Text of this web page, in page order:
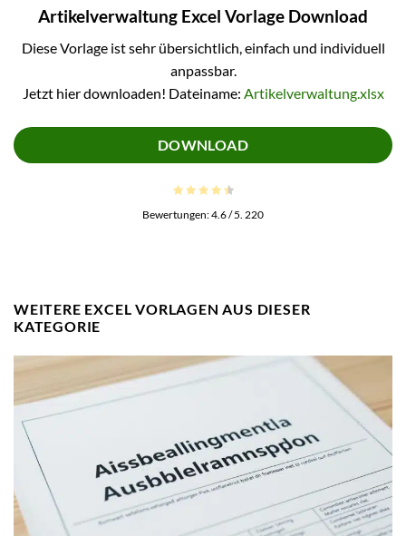
Artikelverwaltung Excel Vorlage Download
Diese Vorlage ist sehr übersichtlich, einfach und individuell
anpassbar.
Jetzt hier downloaden! Dateiname: Artikelverwaltung.xlsx
DOWNLOAD
Bewertungen:4.6/ 5. 220
WEITERE EXCEL VORLAGEN AUS DIESER
KATEGORIE